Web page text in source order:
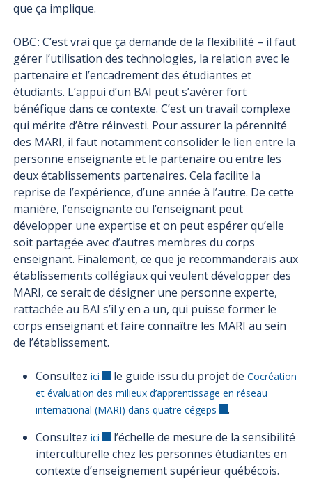
que ça implique.
OBC : C’est vrai que ça demande de la flexibilité – il faut
gérer l’utilisation des technologies, la relation avec le
partenaire et l’encadrement des étudiantes et
étudiants. L’appui d’un BAI peut s’avérer fort
bénéfique dans ce contexte. C’est un travail complexe
qui mérite d’être réinvesti. Pour assurer la pérennité
des MARI, il faut notamment consolider le lien entre la
personne enseignante et le partenaire ou entre les
deux établissements partenaires. Cela facilite la
reprise de l’expérience, d’une année à l’autre. De cette
manière, l’enseignante ou l’enseignant peut
développer une expertise et on peut espérer qu’elle
soit partagée avec d’autres membres du corps
enseignant. Finalement, ce que je recommanderais aux
établissements collégiaux qui veulent développer des
MARI, ce serait de désigner une personne experte,
rattachée au BAI s’il y en a un, qui puisse former le
corps enseignant et faire connaître les MARI au sein
de l’établissement.
Consultez ici le guide issu du projet de Cocréation
et évaluation des milieux d’apprentissage en réseau
international (MARI) dans quatre cégeps
.
Consultez ici
l’échelle de mesure de la sensibilité
interculturelle chez les personnes étudiantes en
contexte d’enseignement supérieur québécois.